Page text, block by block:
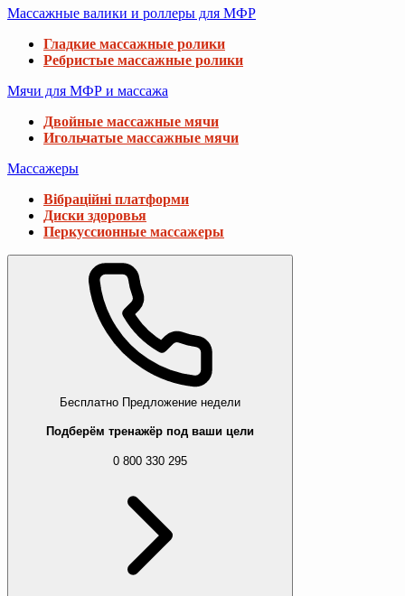
Массажные валики и роллеры для МФР
Гладкие массажные ролики
Ребристые массажные ролики
Мячи для МФР и массажа
Двойные массажные мячи
Игольчатые массажные мячи
Массажеры
Вібраційні платформи
Диски здоровья
Перкуссионные массажеры
Бесплатно Предложение недели
Подберём тренажёр под ваши цели
0 800 330 295